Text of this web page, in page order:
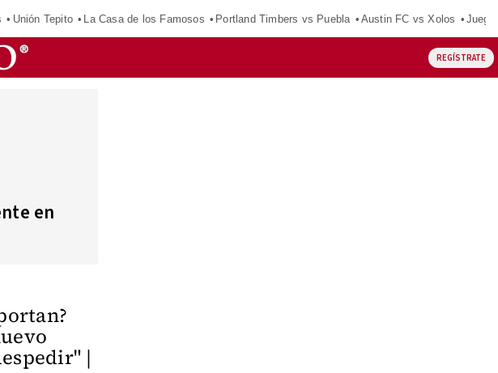
Unión Tepito La Casa de los Famosos Portland Timbers vs Puebla Austin FC vs Xolos
REGÍSTRATE
en
|